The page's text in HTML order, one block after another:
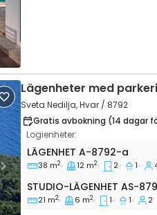
Next
Lägenheter med
Sveta Nedilja, Hvar / 8792
Gratis avbokning (14 dagar
Logienheter:
Tvårumslägenhet Sveta
LÄGENHET A-8792-a
38 m2 12 m2 2 1
Studio-lägenhet AS-
STUDIO-LÄGENHET AS-
21 m2 6 m2 1 1 2